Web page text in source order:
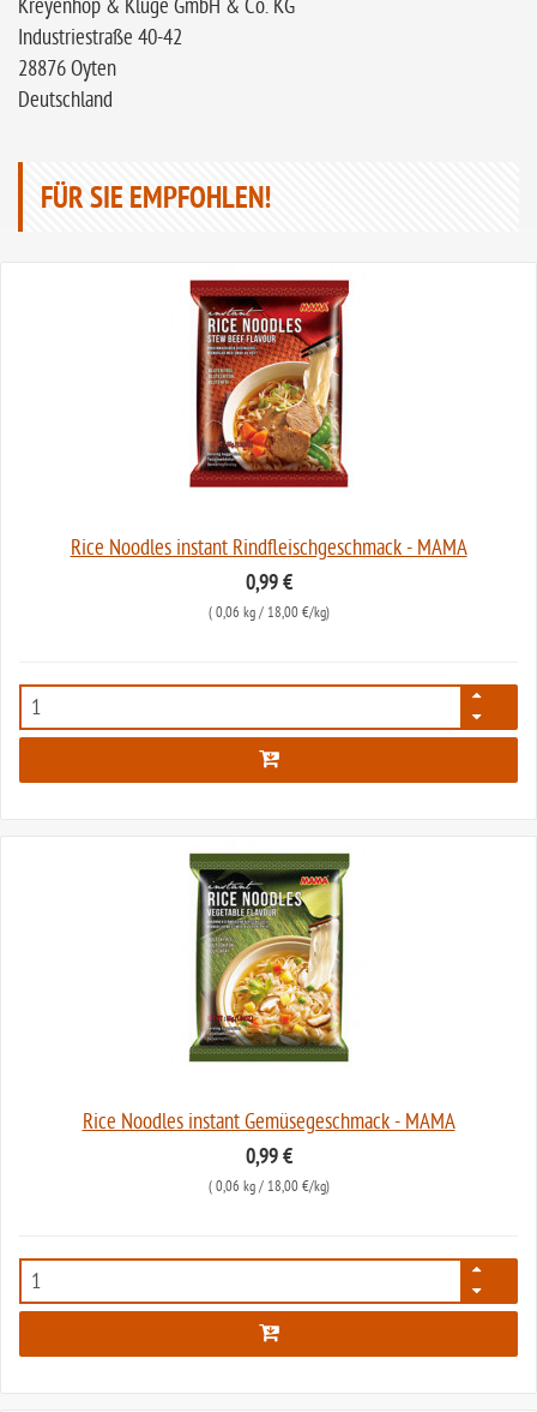
Kreyenhop & Kluge GmbH & Co. KG
Industriestraße 40-42
28876 Oyten
Deutschland
FÜR SIE EMPFOHLEN!
Rice Noodles instant Rindfleischgeschmack - MAMA
0,99 €
( 0,06 kg/ 18,00 €/kg)
5285
Rice Noodles instant Gemüsegeschmack - MAMA
0,99 €
( 0,06 kg/ 18,00 €/kg)
5287